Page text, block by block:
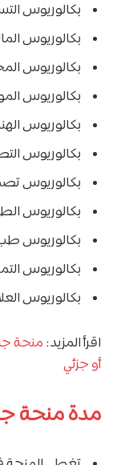
بكالوريوس
بكالوريوس
بكالوريوس
بكالوريوس
بكالوريوس
بكالوريوس
بكالوريوس
بكالوريوس
بكالوريوس
بكالوريوس
بكالوريوس
اقرأ المزيد:
أو جزئي
مدة منحة